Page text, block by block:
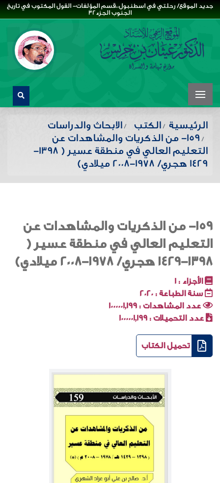
جديد الموقع/ رحلتي في اسطنبول،،قسم المؤلفات- القول المكتوب في تاريخ
الجنوب الجزء32
الرئيسية الكتب
الابحاث والدراسات
159- من الذكريات والمشاهدات عن
التعليم العالي في منطقة عسير ( 1398-
1429 هجري/ 1978-2008 ميلادي)
159- من الذكريات والمشاهدات عن
التعليم العالي في منطقة عسير (
1398-1429 هجري/ 1978-2008 ميلادي)
الأجزاء : 1
سنة الطباعة : 2020
عدد المشاهدات : 1000001٬199
عدد التحميلات : 1000001٬199
تحميل الكتاب